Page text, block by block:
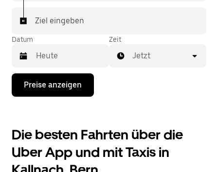
In einigen Städten der Schweiz kannst du in der
Uber App gezielt ein Taxi bestellen, wenn du sicher
sein möchtest, dass dir ein Taxi für deine Fahrt
zugewiesen wird.
Ziel eingeben
Datum
Drücke
Nach-
mit
dem
Kalender
zu
interagieren
Zeit
Jetzt
Preise anzeigen
Die besten Fahrten über die
Uber App und mit Taxis in